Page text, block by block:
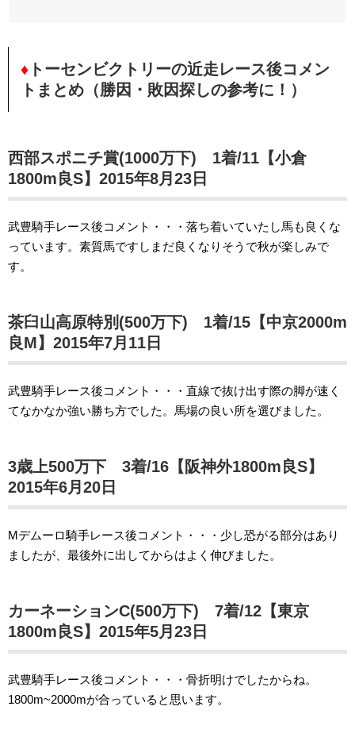
♦ トーセンビクトリーの近走レース後コメン
トまとめ（勝因・敗因探しの参考に！）
西部スポニチ賞(1000万下) 1着/11【小倉
1800m良S】2015年8月23日
武豊騎手レース後コメント・・・落ち着いていたし馬も良くな
っています。素質馬ですしまだ良くなりそうで秋が楽しみで
す。
茶臼山高原特別(500万下) 1着/15【中京2000m
良M】2015年7月11日
武豊騎手レース後コメント・・・直線で抜け出す際の脚が速く
てなかなか強い勝ち方でした。馬場の良い所を選びました。
3歳上500万下 3着/16【阪神外1800m良S】
2015年6月20日
Mデムーロ騎手レース後コメント・・・少し恐がる部分はあり
ましたが、最後外に出してからはよく伸びました。
カーネーションC(500万下) 7着/12【東京
1800m良S】2015年5月23日
武豊騎手レース後コメント・・・骨折明けでしたからね。
1800m~2000mが合っていると思います。